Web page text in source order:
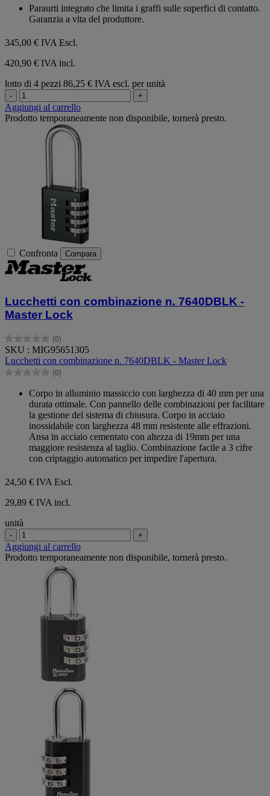
Paraurti integrato che limita i graffi sulle superfici di contatto.
Garanzia a vita del produttore.
345,00 € IVA Escl.
420,90 € IVA incl.
lotto di 4 pezzi 86,25 € IVA escl. per unità
- +
Aggiungi al carrello
Prodotto temporaneamente non disponibile, tornerà presto.
Confronta Compara
Lucchetti con combinazione n. 7640DBLK -
Master Lock
(0)
0.0
su
5
stelle.
SKU : MIG95651305
Lucchetti con combinazione n. 7640DBLK - Master Lock
(0)
0.0
Corpo in alluminio massiccio con larghezza di 40 mm per una
durata ottimale. Con pannello delle combinazioni per facilitare
la gestione del sistema di chiusura. Corpo in acciaio
inossidabile con larghezza 48 mm resistente alle effrazioni.
Ansa in acciaio cementato con altezza di 19mm per una
maggiore resistenza al taglio. Combinazione facile a 3 cifre
con criptaggio automatico per impedire l'apertura.
24,50 € IVA Escl.
29,89 € IVA incl.
unità
- +
Aggiungi al carrello
Prodotto temporaneamente non disponibile, tornerà presto.